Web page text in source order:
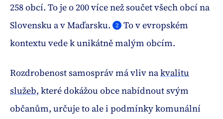
258 obcí. To je o 200 více než součet všech obcí na
Slovensku a v Maďarsku.
2
To v evropském
kontextu vede k unikátně malým obcím.
Rozdrobenost samospráv má vliv nakvalitu
služeb, které dokážou obce nabídnout svým
občanům, určuje to ale i podmínky komunální